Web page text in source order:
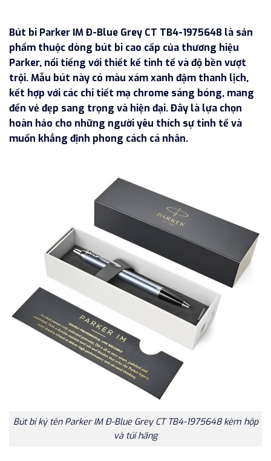
Bút bi Parker IM Đ-Blue Grey CT TB4-1975648 là sản
phẩm thuộc dòng bút bi cao cấp của thương hiệu
Parker, nổi tiếng với thiết kế tinh tế và độ bền vượt
trội. Mẫu bút này có màu xám xanh đậm thanh lịch,
kết hợp với các chi tiết mạ chrome sáng bóng, mang
đến vẻ đẹp sang trọng và hiện đại. Đây là lựa chọn
hoàn hảo cho những người yêu thích sự tinh tế và
muốn khẳng định phong cách cá nhân.
Bút bi ký tên Parker IM Đ-Blue Grey CT TB4-1975648 kèm hộp
và túi hãng